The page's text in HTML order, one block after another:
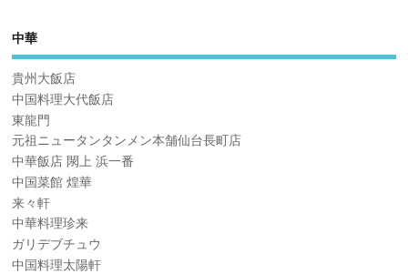
中華
貴州大飯店
中国料理大代飯店
東龍門
元祖ニュータンタンメン本舗仙台長町店
中華飯店 閖上 浜一番
中国菜館 煌華
来々軒
中華料理珍来
ガリデブチュウ
中国料理太陽軒